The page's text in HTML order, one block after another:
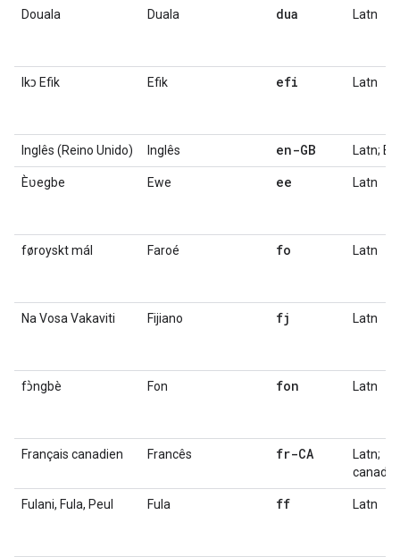
Douala Duala dua Latn
Ikɔ Efik Efik efi Latn
Inglês (Reino Unido) Inglês en-GB Latn;
Èʋegbe Ewe ee Latn
føroyskt mál Faroé fo Latn
Na Vosa Vakaviti Fijiano fj Latn
fɔ̀ngbè Fon fon Latn
Français canadien Francês fr-CA
Latn;
Fulani, Fula, Peul Fula ff Latn